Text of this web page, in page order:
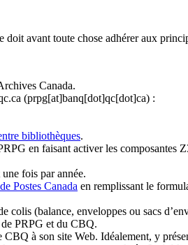
avant toute chose adhérer aux
Canada.
(prpg[at]banq[dot]qc[dot]ca) :
bibliothèques.
en faisant activer les
fois par année.
Postes Canada en remplissant le
colis (balance, enveloppes ou sacs
PRPG et du CBQ.
à son site Web. Idéalement, y